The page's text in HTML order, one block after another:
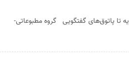
تا پاتوق‌های گفتگویی گروه مطبوعاتی-